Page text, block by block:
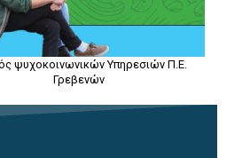
ψυχοκοινωνικών Υπηρεσιών Π.Ε.
Γρεβενών